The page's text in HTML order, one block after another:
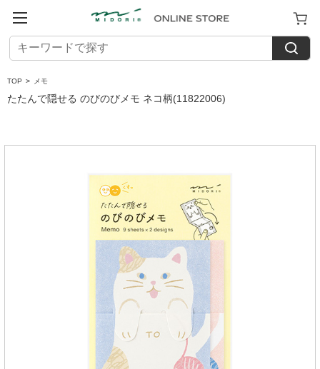
TOP > メモ
たたんで隠せる のびのびメモ ネコ柄(11822006)